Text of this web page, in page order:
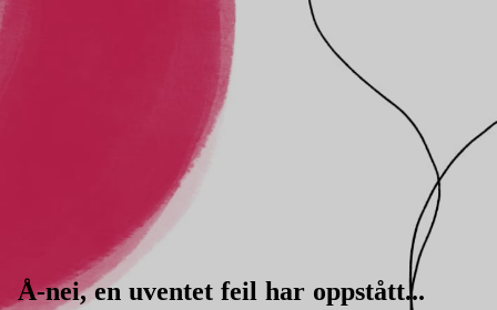
Å-nei, en uventet feil har oppstått...